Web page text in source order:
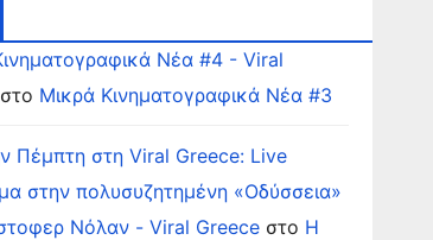
Νέα #4 - Viral
στο Μικρά Κινηματογραφικά Νέα #3
Πέμπτη στη Viral Greece: Live
στην πολυσυζητημένη «Οδύσσεια»
Νόλαν - Viral Greece στο Η